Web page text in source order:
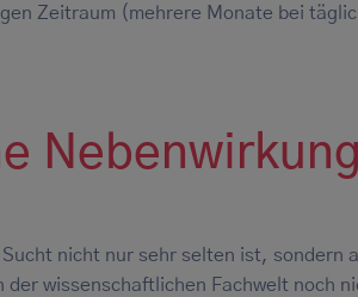
Zeitraum (mehrere Monate bei
Nebenwirkung
nicht nur sehr selten ist, sondern
wissenschaftlichen Fachwelt noch